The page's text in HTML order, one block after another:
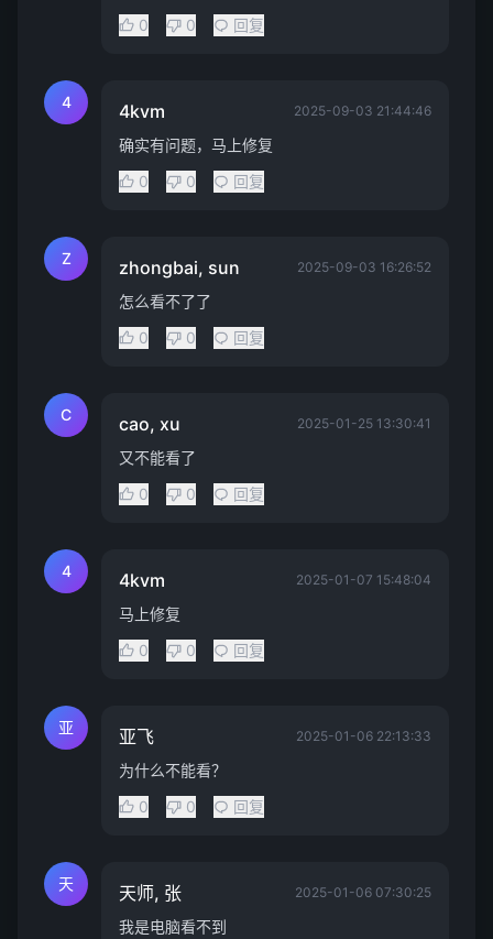
0
0 回复
4 4kvm 2025-09-03 21:44:46
确实有问题，马上修复
0
0 回复
Z zhongbai, sun 2025-09-03 16:26:52
怎么看不了了
0
0 回复
C cao, xu 2025-01-25 13:30:41
又不能看了
0
0 回复
4 4kvm 2025-01-07 15:48:04
马上修复
0
0 回复
亚 亚飞 2025-01-06 22:13:33
为什么不能看？
0
0 回复
天 天师, 张 2025-01-06 07:30:25
我是电脑看不到